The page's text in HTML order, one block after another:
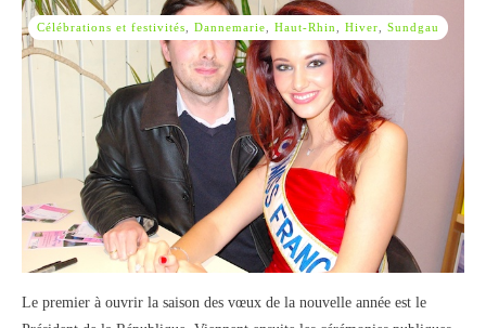
Célébrations et festivités Dannemarie Haut-Rhin Hiver Sundgau
Le premier à ouvrir la saison des vœux de la nouvelle année est le